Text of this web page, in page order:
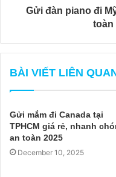
Gửi đàn piano đi
toàn
BÀI VIẾT LIÊN
Gửi mắm đi Canada tại
TPHCM giá rẻ, nhanh
an toàn 2025
December 10, 2025